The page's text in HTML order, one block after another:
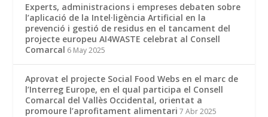
Experts, administracions i empreses debaten sobre
l’aplicació de la Intel·ligència Artificial en la
prevenció i gestió de residus en el tancament del
projecte europeu AI4WASTE celebrat al Consell
Comarcal 6 May 2025
Aprovat el projecte Social Food Webs en el marc de
l’Interreg Europe, en el qual participa el Consell
Comarcal del Vallès Occidental, orientat a
promoure l’aprofitament alimentari 7 Abr 2025